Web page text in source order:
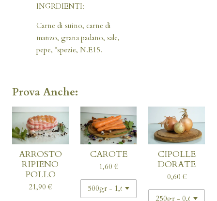
INGRDIENTI:
Carne di suino, carne di
manzo, grana padano, sale,
pepe, *spezie, N.E15.
Prova Anche:
ARROSTO
RIPIENO
POLLO
21,90 €
CAROTE
1,60 €
CIPOLLE
DORATE
0,60 €